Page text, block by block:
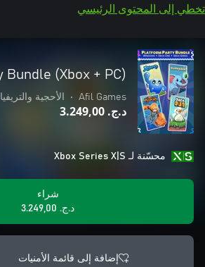
تخطي إلى المحتوى الرئيسي
(Xbox + PC)
Afil Games
• الأحجية والتريفيا
د.ج.‏ 3.249,00
محسّنة لـ Xbox Series X|S
شراء
د.ج.‏ 3.249,00
إضافة إلى قائمة الأمنيات